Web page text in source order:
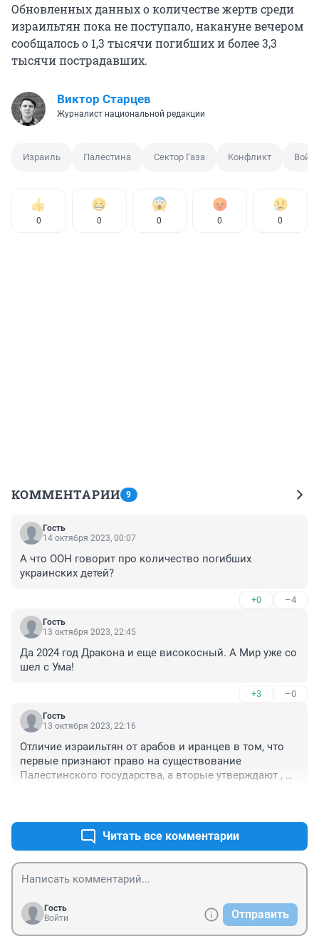
Обновленных данных о количестве жертв среди
израильтян пока не поступало, накануне вечером
сообщалось о 1,3 тысячи погибших и более 3,3
тысячи пострадавших.
Виктор Старцев
Журналист национальной редакции
Израиль Палестина Сектор Газа Конфликт
0 0 0 0 0
КОММЕНТАРИИ 9
Гость
14 октября 2023, 00:07
А что ООН говорит про количество погибших
украинских детей?
+0 –4
Гость
13 октября 2023, 22:45
Да 2024 год Дракона и еще високосный. А Мир уже со
шел с Ума!
+3 –0
Гость
13 октября 2023, 22:16
Отличие израильтян от арабов и иранцев в том, что
первые признают право на существование
Палестинского государства, а вторые утверждают ,
Читать все комментарии
Гость
Войти
Отправить